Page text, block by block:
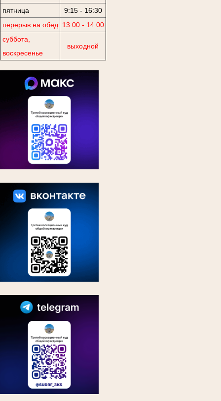
пятница
9:15 - 16:30
перерыв на обед
13:00 - 14:00
суббота,
воскресенье
выходной